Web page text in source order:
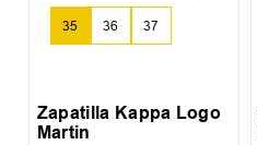
35 36 37
Zapatilla Kappa Logo
Martin